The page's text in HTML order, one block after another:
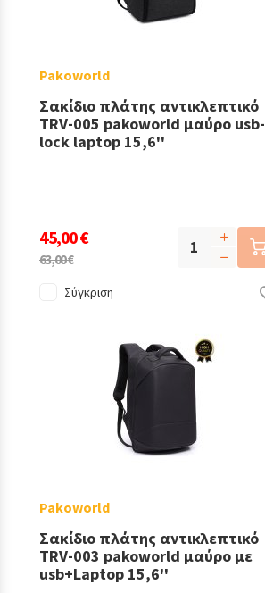
Pakoworld
Σακίδιο πλάτης αντικλεπτικό
TRV-005 pakoworld μαύρο usb-
lock laptop 15,6''
45,00 €
63,00 €
Σύγκριση
Pakoworld
Σακίδιο πλάτης αντικλεπτικό
TRV-003 pakoworld μαύρο με
usb+Laptop 15,6''